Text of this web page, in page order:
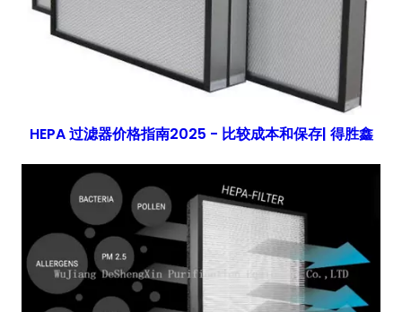
HEPA 过滤器价格指南2025 - 比较成本和保存| 得胜鑫